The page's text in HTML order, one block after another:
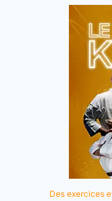
Des exercices